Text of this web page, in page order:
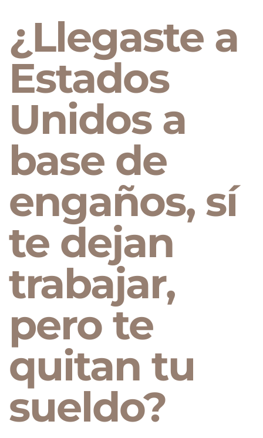
¿Llegaste a
Estados
Unidos a
base de
engaños, sí
te dejan
trabajar,
pero te
quitan tu
sueldo?